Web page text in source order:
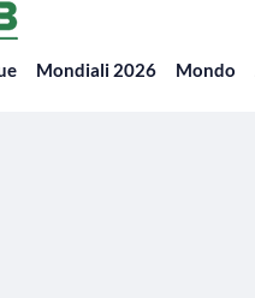
Mondiali 2026 Mondo